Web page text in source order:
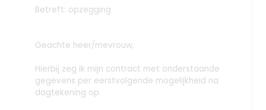
Betreft: opzegging
Geachte heer/mevrouw,
Hierbij zeg ik mijn contract met onderstaande
gegevens per eerstvolgende mogelijkheid na
dagtekening op.